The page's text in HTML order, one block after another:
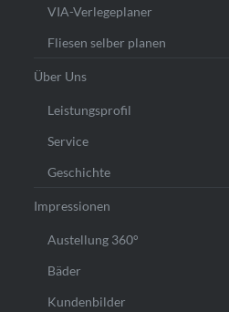
VIA-Verlegeplaner
Fliesen selber planen
Über Uns
Leistungsprofil
Service
Geschichte
Impressionen
Austellung 360°
Bäder
Kundenbilder